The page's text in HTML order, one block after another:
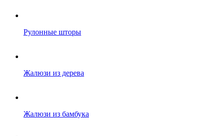
Рулонные шторы
Жалюзи из дерева
Жалюзи из бамбука